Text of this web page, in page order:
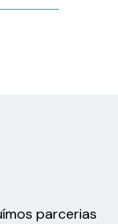
parcerias